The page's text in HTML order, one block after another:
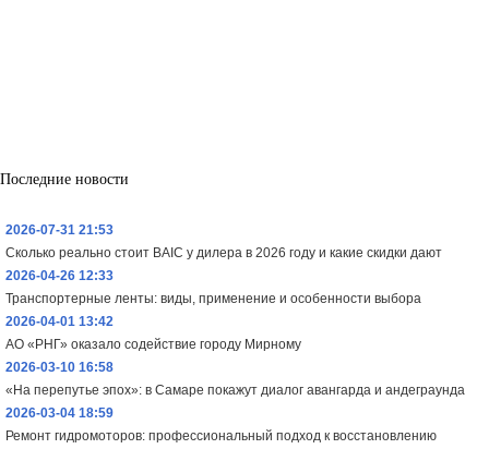
Последние новости
2026-07-31 21:53
Сколько реально стоит BAIC у дилера в 2026 году и какие скидки дают
2026-04-26 12:33
Транспортерные ленты: виды, применение и особенности выбора
2026-04-01 13:42
АО «РНГ» оказало содействие городу Мирному
2026-03-10 16:58
«На перепутье эпох»: в Самаре покажут диалог авангарда и андеграунда
2026-03-04 18:59
Ремонт гидромоторов: профессиональный подход к восстановлению